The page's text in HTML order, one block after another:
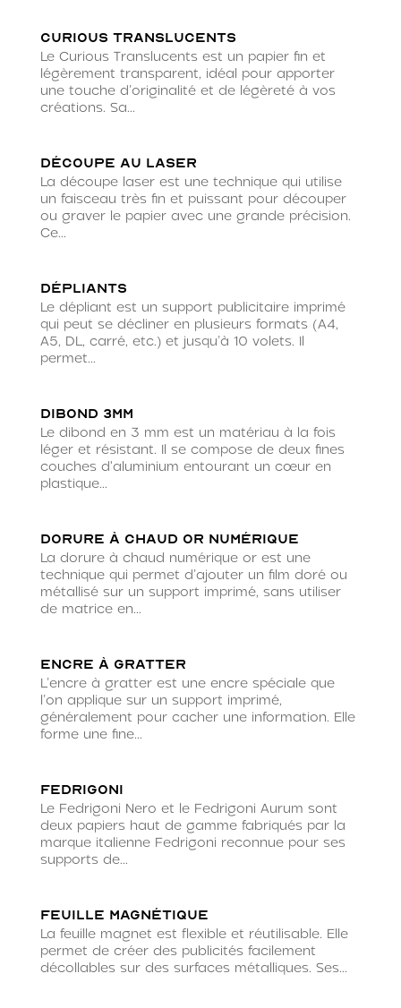
Curious translucents
Le Curious Translucents est un papier fin et
légèrement transparent, idéal pour apporter
une touche d’originalité et de légèreté à vos
créations. Sa...
Découpe au laser
La découpe laser est une technique qui utilise
un faisceau très fin et puissant pour découper
ou graver le papier avec une grande précision.
Ce...
Dépliants
Le dépliant est un support publicitaire imprimé
qui peut se décliner en plusieurs formats (A4,
A5, DL, carré, etc.) et jusqu’à 10 volets. Il
permet...
Dibond 3mm
Le dibond en 3 mm est un matériau à la fois
léger et résistant. Il se compose de deux fines
couches d'aluminium entourant un cœur en
plastique...
Dorure à chaud OR numérique
La dorure à chaud numérique or est une
technique qui permet d’ajouter un film doré ou
métallisé sur un support imprimé, sans utiliser
de matrice en...
Encre à gratter
L’encre à gratter est une encre spéciale que
l’on applique sur un support imprimé,
généralement pour cacher une information. Elle
forme une fine...
Fedrigoni
Le Fedrigoni Nero et le Fedrigoni Aurum sont
deux papiers haut de gamme fabriqués par la
marque italienne Fedrigoni reconnue pour ses
supports de...
Feuille magnétique
La feuille magnet est flexible et réutilisable. Elle
permet de créer des publicités facilement
décollables sur des surfaces métalliques. Ses...